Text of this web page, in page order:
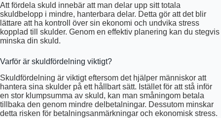
Att fördela skuld innebär att man delar upp sitt totala
skuldbelopp i mindre, hanterbara delar. Detta gör att det blir
lättare att ha kontroll över sin ekonomi och undvika stress
kopplad till skulder. Genom en effektiv planering kan du stegvis
minska din skuld.
Varför är skuldfördelning viktigt?
Skuldfördelning är viktigt eftersom det hjälper människor att
hantera sina skulder på ett hållbart sätt. Istället för att stå inför
en stor klumpsumma av skuld, kan man småningom betala
tillbaka den genom mindre delbetalningar. Dessutom minskar
detta risken för betalningsanmärkningar och ekonomisk stress.